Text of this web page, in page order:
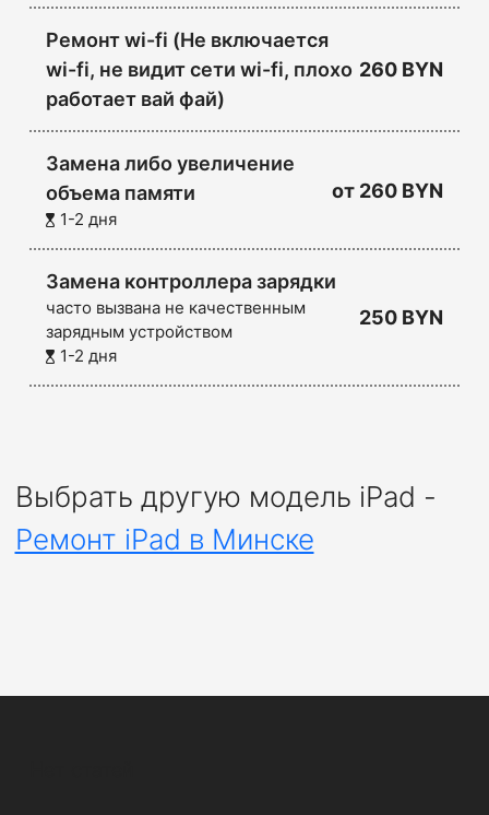
Ремонт wi-fi (Не включается
wi-fi, не видит сети wi-fi, плохо
работает вай фай)
260 BYN
Замена либо увеличение
объема памяти
1-2 дня
от 260 BYN
Замена контроллера зарядки
часто вызвана не качественным
зарядным устройством
1-2 дня
250 BYN
Выбрать другую модель iPad -
Ремонт iPad в Минске